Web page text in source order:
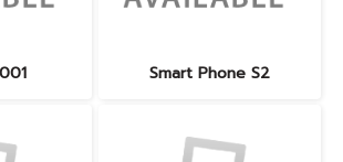
Smart Phone S2